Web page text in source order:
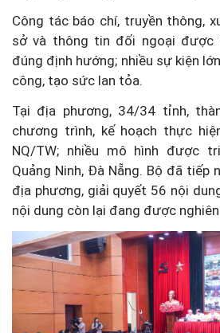
Công tác báo chí, truyền thông,
sở và thông tin đối ngoại được
đúng định hướng; nhiều sự kiện
công, tạo sức lan tỏa.
Tại địa phương, 34/34 tỉnh,
chương trình, kế hoạch thực
NQ/TW; nhiều mô hình được
Quảng Ninh, Đà Nẵng. Bộ đã tiếp
địa phương, giải quyết 56 nội
nội dung còn lại đang được